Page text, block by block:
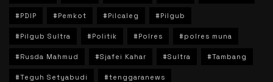
#PDIP #Pemkot #Pilcaleg #Pilgub
#Pilgub Sultra #Politik #Polres #polres muna
#Rusda Mahmud #Sjafei Kahar #Sultra #Tambang
#Teguh Setyabudi #tenggaranews